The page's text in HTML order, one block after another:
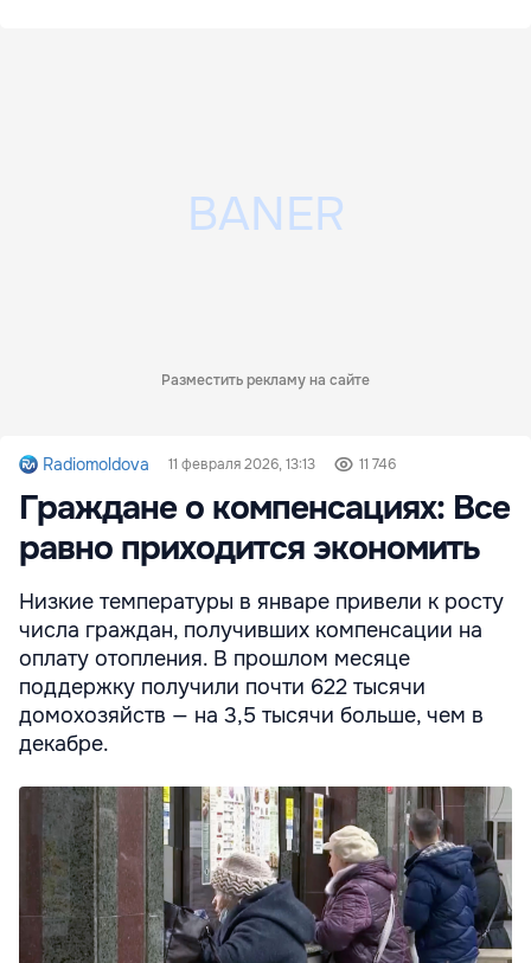
Разместить рекламу на сайте
Radiomoldova 11 февраля 2026, 13:13 11 746
Граждане о компенсациях: Все
равно приходится экономить
Низкие температуры в январе привели к росту
числа граждан, получивших компенсации на
оплату отопления. В прошлом месяце
поддержку получили почти 622 тысячи
домохозяйств — на 3,5 тысячи больше, чем в
декабре.